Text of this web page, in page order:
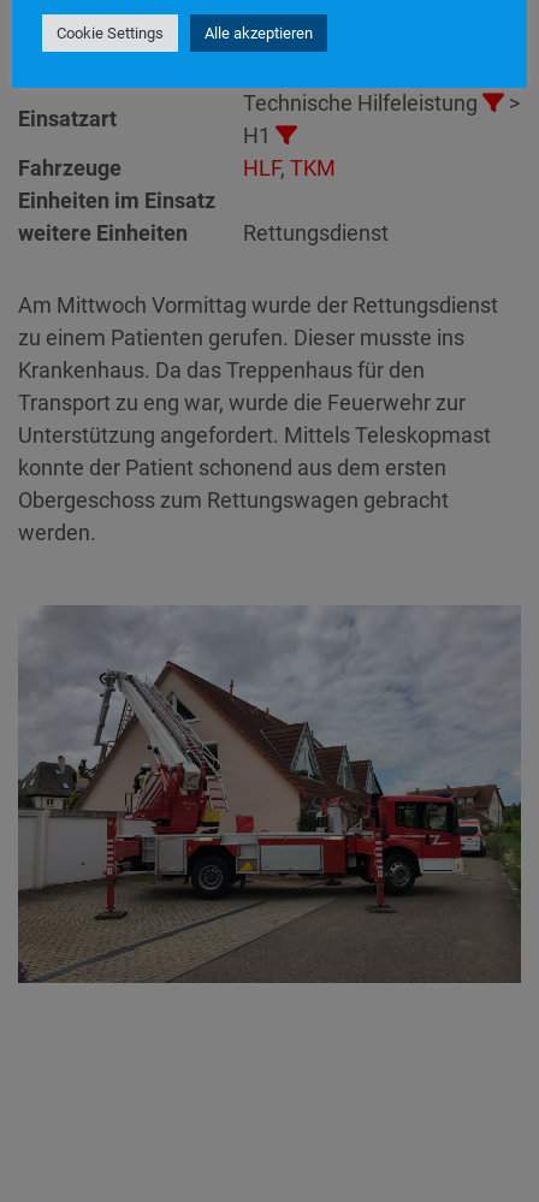
Alarmierungszeitpunkt7. Juli 2021 11:34
Einsatzart
Technische Hilfeleistung
>
H1
Fahrzeuge
HLF, TKM
Einheiten im Einsatz
weitere Einheiten
Rettungsdienst
Am Mittwoch Vormittag wurde der Rettungsdienst
zu einem Patienten gerufen. Dieser musste ins
Krankenhaus. Da das Treppenhaus für den
Transport zu eng war, wurde die Feuerwehr zur
Unterstützung angefordert. Mittels Teleskopmast
konnte der Patient schonend aus dem ersten
Obergeschoss zum Rettungswagen gebracht
werden.
Cookie Settings Alle akzeptieren